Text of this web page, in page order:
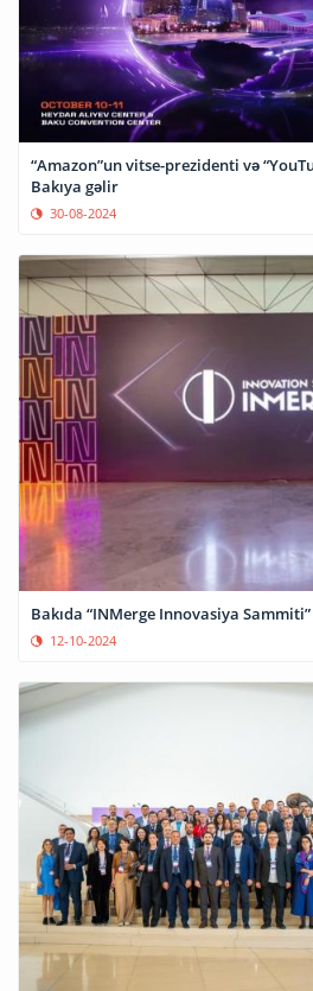
“Amazon”un vitse-prezidenti və
Bakıya gəlir
30-08-2024
Bakıda “INMerge Innovasiya
12-10-2024